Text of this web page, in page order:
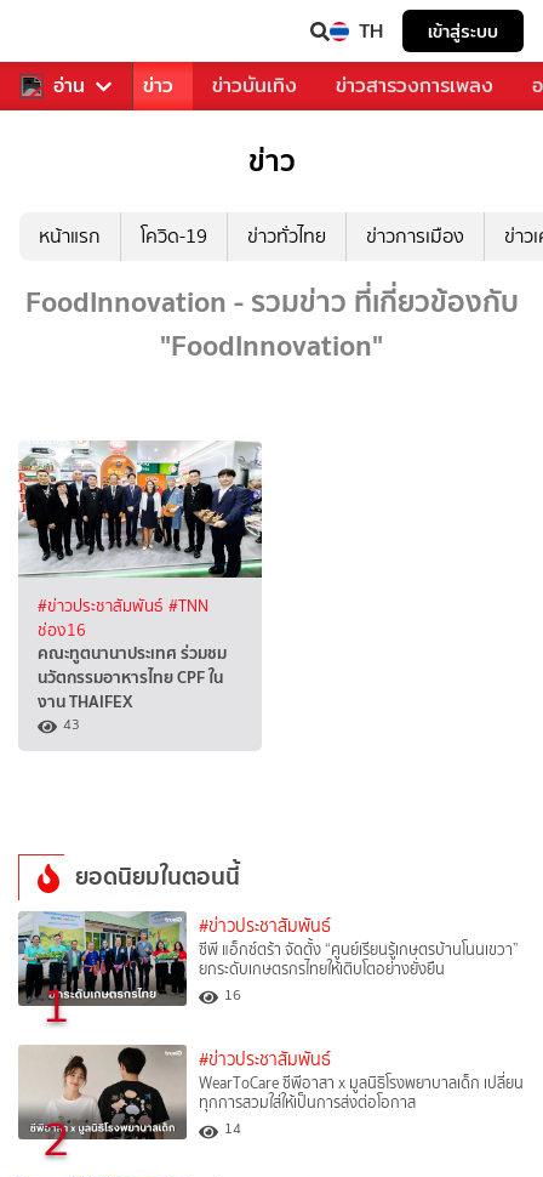
TH เข้าสู่ระบบ
อ่าน
คุณ กีฬา ข่าว ข่าวบันเทิง ข่าวสารวงการเพลง
ข่าว
หน้าแรก โควิด-19 ข่าวทั่วไทย ข่าวการเมือง ข่าว
FoodInnovation - รวมข่าว ที่เกี่ยวข้องกับ
"FoodInnovation"
#ข่าวประชาสัมพันธ์ #TNN
ช่อง16
คณะทูตนานาประเทศ ร่วมชม
นวัตกรรมอาหารไทย CPF ใน
งาน THAIFEX
43
ยอดนิยมในตอนนี้
1
#ข่าวประชาสัมพันธ์
ซีพี แอ็กซ์ตร้า จัดตั้ง “ศูนย์เรียนรู้เกษตรบ้านโนนเขวา”
ยกระดับเกษตรกรไทยให้เติบโตอย่างยั่งยืน
16
2
#ข่าวประชาสัมพันธ์
WearToCare ซีพีอาสา x มูลนิธิโรงพยาบาลเด็ก เปลี่ยน
ทุกการสวมใส่ให้เป็นการส่งต่อโอกาส
14